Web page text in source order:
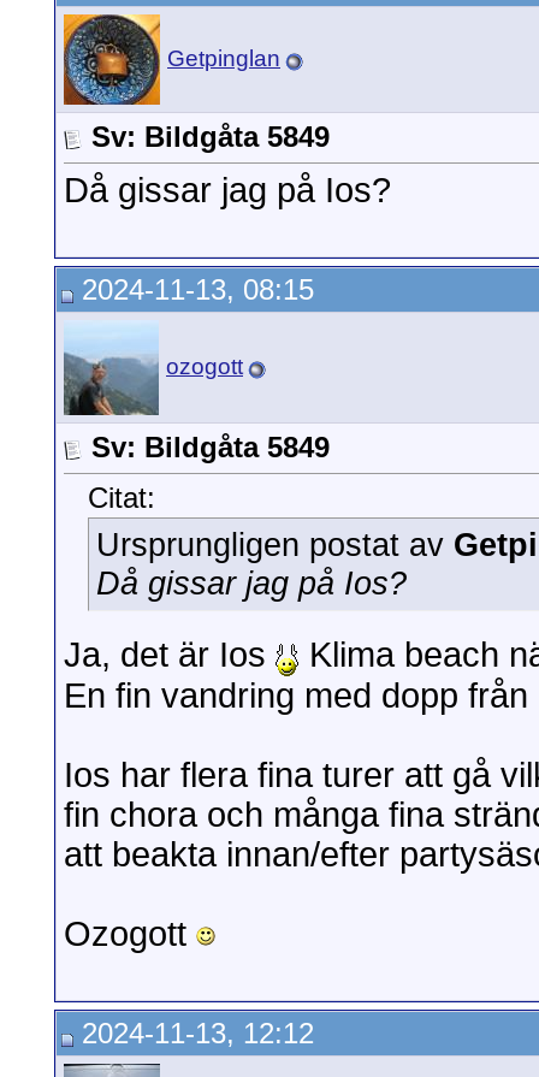
Getpinglan
Sv: Bildgåta 5849
Då gissar jag på Ios?
2024-11-13, 08:15
ozogott
Sv: Bildgåta 5849
Citat:
Ursprungligen postat av
Då gissar jag på Ios?
Ja, det är Ios
Klima beach
En fin vandring med dopp från
Ios har flera fina turer att gå
fin chora och många fina
att beakta innan/efter
Ozogott
2024-11-13, 12:12